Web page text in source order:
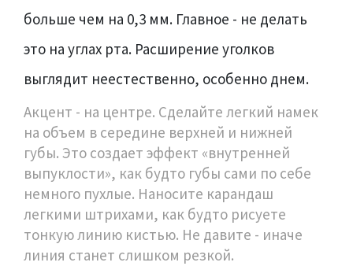
больше чем на 0,3 мм. Главное - не делать
это на углах рта. Расширение уголков
выглядит неестественно, особенно днем.
Акцент - на центре. Сделайте легкий намек
на объем в середине верхней и нижней
губы. Это создает эффект «внутренней
выпуклости», как будто губы сами по себе
немного пухлые. Наносите карандаш
легкими штрихами, как будто рисуете
тонкую линию кистью. Не давите - иначе
линия станет слишком резкой.